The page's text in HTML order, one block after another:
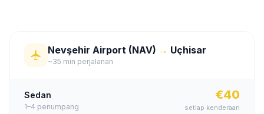
Nevşehir Airport (NAV) → Uçhisar
~35 min perjalanan
Sedan
1–4 penumpang
€40
setiap kenderaan